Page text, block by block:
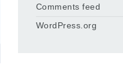
Comments feed
WordPress.org